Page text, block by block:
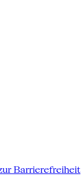
Barrierefreiheit